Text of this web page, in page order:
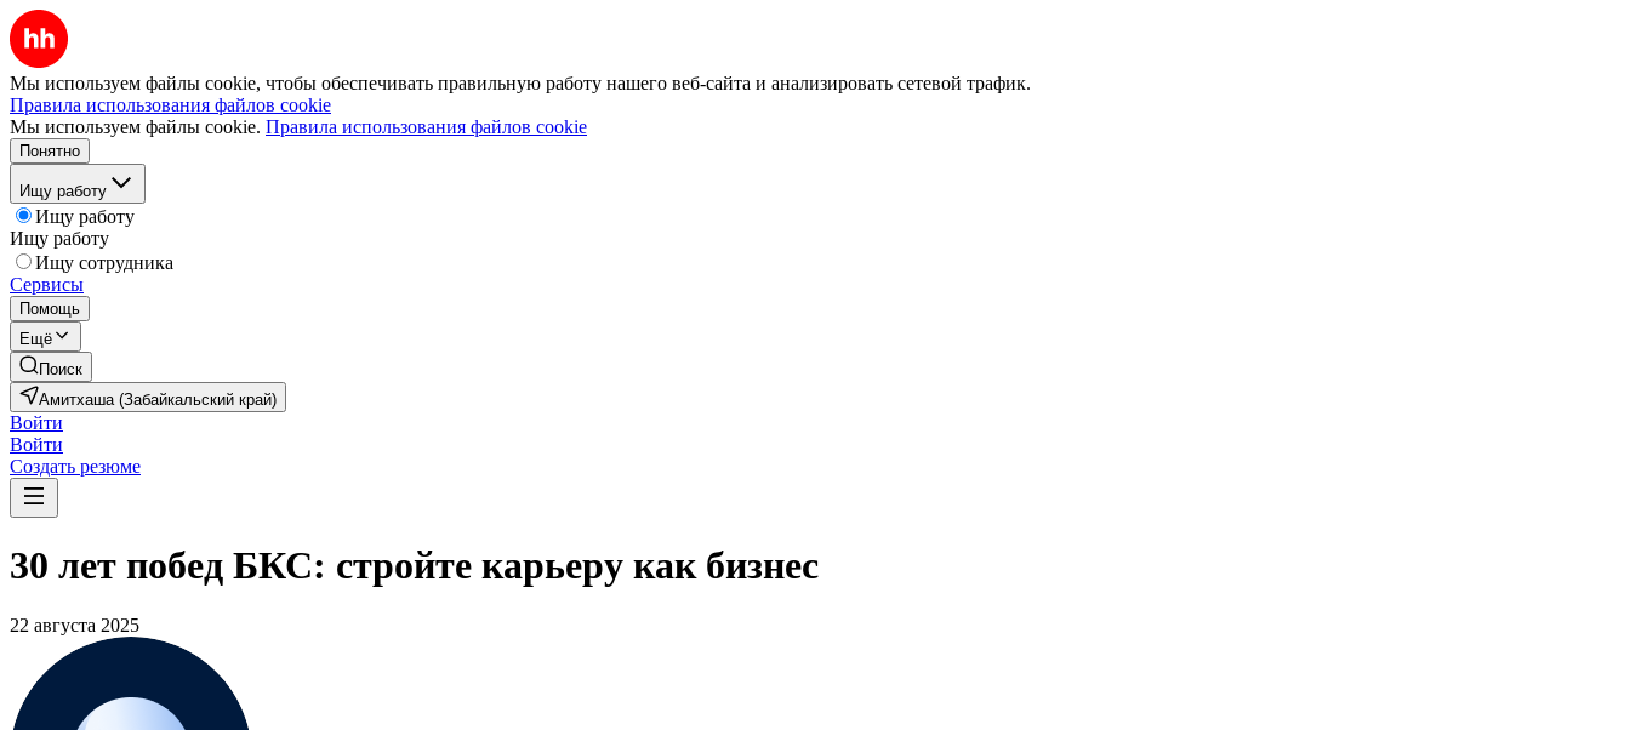
Мы используем файлы cookie, чтобы обеспечивать правильную работу нашего веб-сайта и анализировать сетевой трафик.
Правила использования файлов cookie
Мы используем файлы cookie. Правила использования файлов cookie
Понятно
Ищу работу
Ищу работу
Ищу работу
Ищу сотрудника
Сервисы
Помощь
Ещё
Поиск
Амитхаша (Забайкальский край)
Войти
Войти
Создать резюме
30 лет побед БКС: стройте карьеру как бизнес
22 августа 2025